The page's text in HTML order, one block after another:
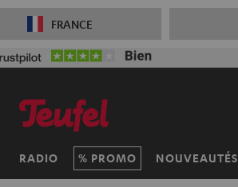
FRANCE
RADIO PROMO NOUVEAUTÉS